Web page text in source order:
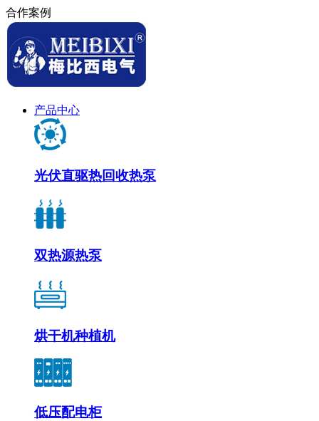
合作案例
产品中心
光伏直驱热回收热泵
双热源热泵
烘干机种植机
低压配电柜